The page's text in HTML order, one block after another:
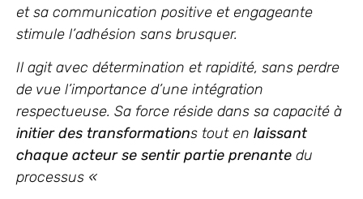
et sa communication positive et engageante
stimule l’adhésion sans brusquer.
Il agit avec détermination et rapidité, sans perdre
de vue l’importance d’une intégration
respectueuse. Sa force réside dans sa capacité à
initier des transformations tout en laissant
chaque acteur se sentir partie prenante du
processus «